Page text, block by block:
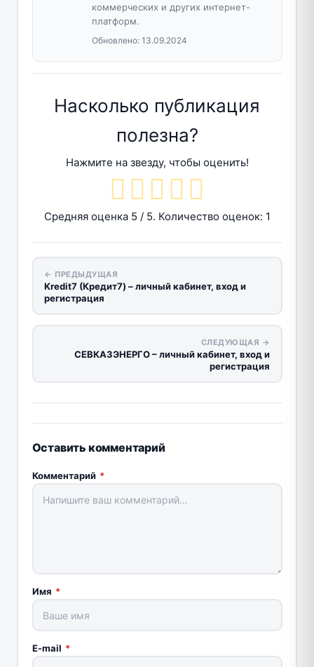
коммерческих и других интернет-
платформ.
Обновлено: 13.09.2024
Насколько публикация
полезна?
Нажмите на звезду, чтобы оценить!
Средняя оценка 5 / 5. Количество оценок: 1
← ПРЕДЫДУЩАЯ
Kredit7 (Кредит7) – личный кабинет, вход и
регистрация
СЛЕДУЮЩАЯ →
СЕВКАЗЭНЕРГО – личный кабинет, вход и
регистрация
Оставить комментарий
Комментарий *
Имя *
E-mail *